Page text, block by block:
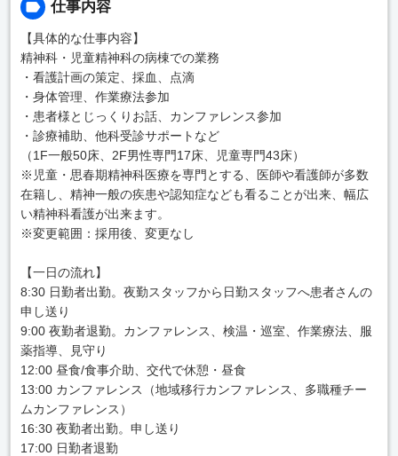
仕事内容
【具体的な仕事内容】
精神科・児童精神科の病棟での業務
・看護計画の策定、採血、点滴
・身体管理、作業療法参加
・患者様とじっくりお話、カンファレンス参加
・診療補助、他科受診サポートなど
（1F一般50床、2F男性専門17床、児童専門43床）
※児童・思春期精神科医療を専門とする、医師や看護師が多数
在籍し、精神一般の疾患や認知症なども看ることが出来、幅広
い精神科看護が出来ます。
※変更範囲：採用後、変更なし
【一日の流れ】
8:30 日勤者出勤。夜勤スタッフから日勤スタッフへ患者さんの
申し送り
9:00 夜勤者退勤。カンファレンス、検温・巡室、作業療法、服
薬指導、見守り
12:00 昼食/食事介助、交代で休憩・昼食
13:00 カンファレンス（地域移行カンファレンス、多職種チー
ムカンファレンス）
16:30 夜勤者出勤。申し送り
17:00 日勤者退勤